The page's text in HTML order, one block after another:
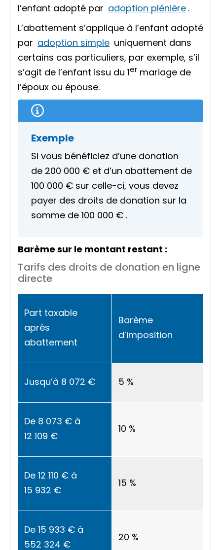
l’enfant adopté par adoption plénière .
L’abattement s’applique à l’enfant adopté
par adoption simple uniquement dans
certains cas particuliers, par exemple, s’il
s’agit de l’enfant issu du 1er mariage de
l’époux ou épouse.
Exemple
Si vous bénéficiez d’une donation
de 200 000 € et d’un abattement de
100 000 € sur celle-ci, vous devez
payer des droits de donation sur la
somme de 100 000 € .
Barème sur le montant restant :
Tarifs des droits de donation en ligne
directe
Part taxable
après
abattement
Barème
d’imposition
Jusqu’à 8 072 € 5 %
De 8 073 € à
12 109 €
10 %
De 12 110 € à
15 932 €
15 %
De 15 933 € à
552 324 €
20 %